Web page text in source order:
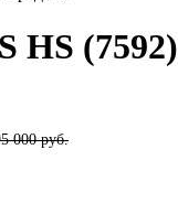
HS (7592)
000 руб.